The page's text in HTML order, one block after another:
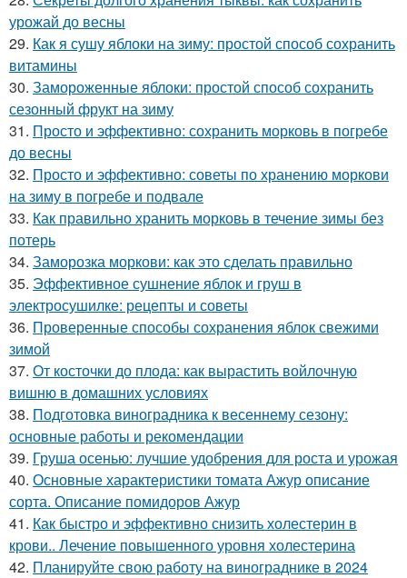
урожай до весны
29. Как я сушу яблоки на зиму: простой способ сохранить
витамины
30. Замороженные яблоки: простой способ сохранить
сезонный фрукт на зиму
31. Просто и эффективно: сохранить морковь в погребе
до весны
32. Просто и эффективно: советы по хранению моркови
на зиму в погребе и подвале
33. Как правильно хранить морковь в течение зимы без
потерь
34. Заморозка моркови: как это сделать правильно
35. Эффективное сушнение яблок и груш в
электросушилке: рецепты и советы
36. Проверенные способы сохранения яблок свежими
зимой
37. От косточки до плода: как вырастить войлочную
вишню в домашних условиях
38. Подготовка виноградника к весеннему сезону:
основные работы и рекомендации
39. Груша осенью: лучшие удобрения для роста и урожая
40. Основные характеристики томата Ажур описание
сорта. Описание помидоров Ажур
41. Как быстро и эффективно снизить холестерин в
крови.. Лечение повышенного уровня холестерина
42. Планируйте свою работу на винограднике в 2024